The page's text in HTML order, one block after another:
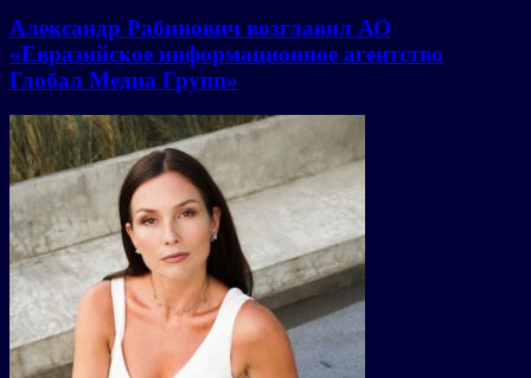
Александр Рабинович возглавил АО
«Евразийское информационное агентство
Глобал Медиа Групп»